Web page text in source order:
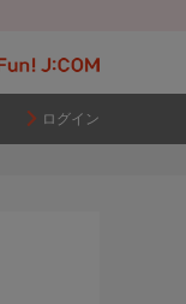
ログイン